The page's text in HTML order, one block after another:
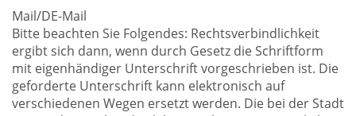
Mail/DE-Mail
Bitte beachten Sie Folgendes: Rechtsverbindlichkeit
ergibt sich dann, wenn durch Gesetz die Schriftform
mit eigenhändiger Unterschrift vorgeschrieben ist. Die
geforderte Unterschrift kann elektronisch auf
verschiedenen Wegen ersetzt werden. Die bei der Stadt